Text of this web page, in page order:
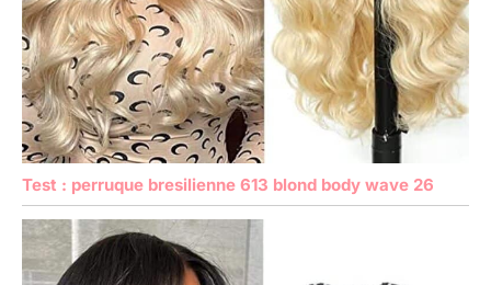
Test : perruque bresilienne 613 blond body wave 26